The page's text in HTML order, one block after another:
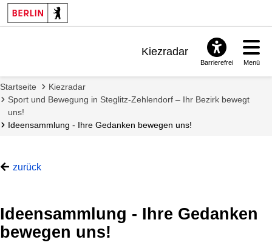
Kiezradar
Barrierefrei Menü
Startseite
Kiezradar
Sport und Bewegung in Steglitz-Zehlendorf – Ihr Bezirk bewegt
uns!
Ideensammlung - Ihre Gedanken bewegen uns!
zurück
Ideensammlung - Ihre Gedanken
bewegen uns!